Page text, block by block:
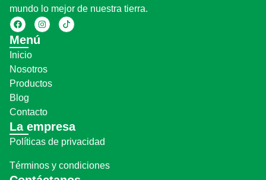
mundo lo mejor de nuestra tierra.
Menú
Inicio
Nosotros
Productos
Blog
Contacto
La empresa
Políticas de privacidad
Términos y condiciones